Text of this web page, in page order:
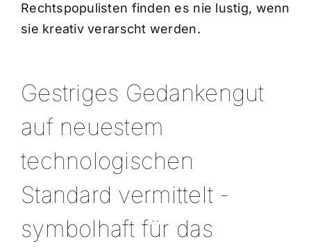
Rechtspopulisten finden es nie lustig, wenn
sie kreativ verarscht werden.
Gestriges Gedankengut
auf neuestem
technologischen
Standard vermittelt -
symbolhaft für das